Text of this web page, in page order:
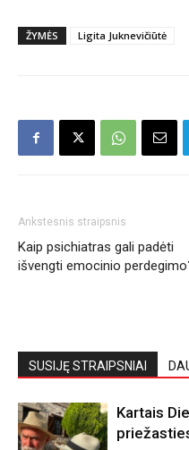
ŽYMĖS Ligita Juknevičiūtė
Ankstesnis straipsnis
Kaip psichiatras gali padėti
išvengti emocinio
SUSIJĘ STRAIPSNIAI
Kartais